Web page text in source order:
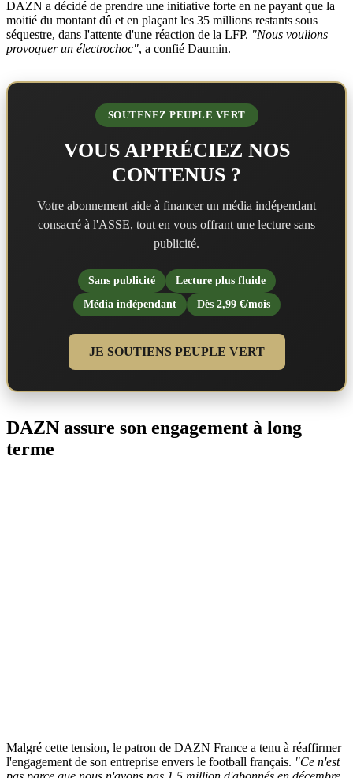
DAZN a décidé de prendre une initiative forte en ne payant que la
moitié du montant dû et en plaçant les 35 millions restants sous
séquestre, dans l'attente d'une réaction de la LFP. "Nous voulions
provoquer un électrochoc", a confié Daumin.
SOUTENEZ PEUPLE VERT
VOUS APPRÉCIEZ NOS
CONTENUS ?
Votre abonnement aide à financer un média indépendant
consacré à l'ASSE, tout en vous offrant une lecture sans
publicité.
Sans publicité
Lecture plus fluide
Média indépendant
Dès 2,99 €/mois
JE SOUTIENS PEUPLE VERT
DAZN assure son engagement à long
terme
Malgré cette tension, le patron de DAZN France a tenu à réaffirmer
l'engagement de son entreprise envers le football français. "Ce n'est